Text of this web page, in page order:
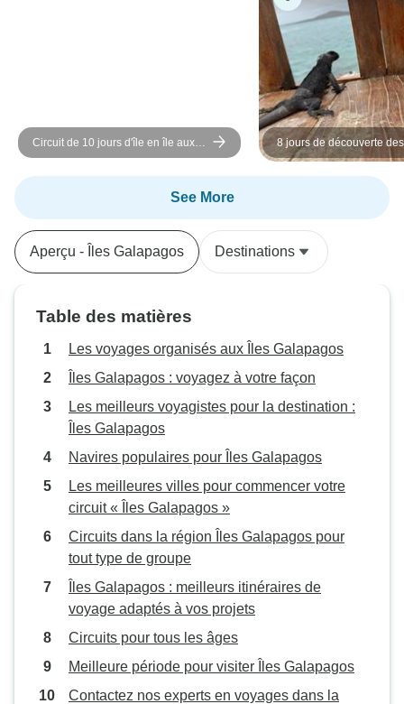
Circuit de 10 jours d'île en île aux
Galápagos | Excursions
quotidiennes en petit groupe
8 jours de découverte
lieux de Quito et des îles
Galápagos + billet
See More
Aperçu - Îles Galapagos Destinations
Table des matières
Les voyages organisés aux Îles Galapagos
Îles Galapagos : voyagez à votre façon
Les meilleurs voyagistes pour la destination :
Îles Galapagos
Navires populaires pour Îles Galapagos
Les meilleures villes pour commencer votre
circuit « Îles Galapagos »
Circuits dans la région Îles Galapagos pour
tout type de groupe
Îles Galapagos : meilleurs itinéraires de
voyage adaptés à vos projets
Circuits pour tous les âges
Meilleure période pour visiter Îles Galapagos
Contactez nos experts en voyages dans la